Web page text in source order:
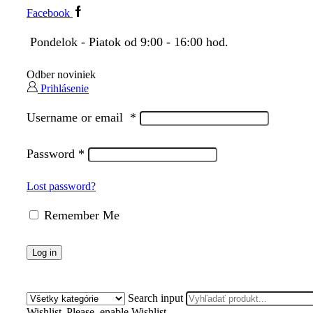
Facebook
Pondelok - Piatok od 9:00 - 16:00 hod.
Odber noviniek
Prihlásenie
Username or email *
Password *
Lost password?
Remember Me
Log in
Search input